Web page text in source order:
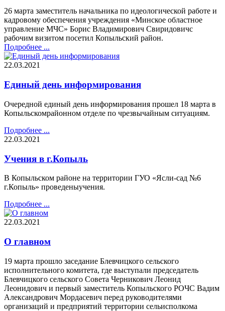
26 марта заместитель начальника по идеологической работе и
кадровому обеспечения учреждения «Минское областное
управление МЧС» Борис Владимирович Свиридовичс
рабочим визитом посетил Копыльский район.
Подробнее ...
22.03.2021
Единый день информирования
Очередной единый день информирования прошел 18 марта в
Копыльскомрайонном отделе по чрезвычайным ситуациям.
Подробнее ...
22.03.2021
Учения в г.Копыль
В Копыльском районе на территории ГУО «Ясли-сад №6
г.Копыль» проведеныучения.
Подробнее ...
22.03.2021
О главном
19 марта прошло заседание Блевчицкого сельского
исполнительного комитета, где выступали председатель
Блевчицкого сельского Совета Черникович Леонид
Леонидович и первый заместитель Копыльского РОЧС Вадим
Александрович Мордасевич перед руководителями
организаций и предприятий территории сельисполкома